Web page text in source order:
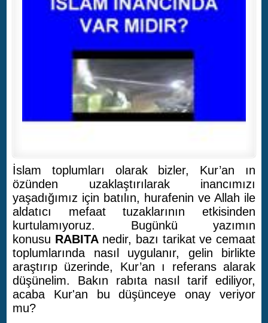
İslam toplumları olarak bizler, Kur’an ın
özünden uzaklaştırılarak inancımızı
yaşadığımız için batılın, hurafenin ve Allah ile
aldatıcı mefaat tuzaklarının etkisinden
kurtulamıyoruz. Bugünkü yazımın
konusu RABITAnedir, bazı tarikat ve cemaat
toplumlarında nasıl uygulanır, gelin birlikte
araştırıp üzerinde, Kur’an ı referans alarak
düşünelim. Bakın rabıta nasıl tarif ediliyor,
acaba Kur'an bu düşünceye onay veriyor
mu?